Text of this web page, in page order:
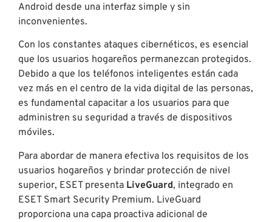
Android desde una interfaz simple y sin
inconvenientes.
Con los constantes ataques cibernéticos, es esencial
que los usuarios hogareños permanezcan protegidos.
Debido a que los teléfonos inteligentes están cada
vez más en el centro de la vida digital de las personas,
es fundamental capacitar a los usuarios para que
administren su seguridad a través de dispositivos
móviles.
Para abordar de manera efectiva los requisitos de los
usuarios hogareños y brindar protección de nivel
superior, ESET presenta LiveGuard, integrado en
ESET Smart Security Premium. LiveGuard
proporciona una capa proactiva adicional de